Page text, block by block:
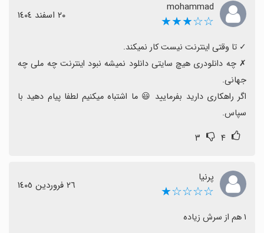
mohammad
☆☆★★★ ٢٠ اسفند ١٤٠٤
سپاس.
۴ ۳
پرنیا
☆☆☆☆★ ٢٦ فروردین ١٤٠٥
۱ هم از سرش زیاده